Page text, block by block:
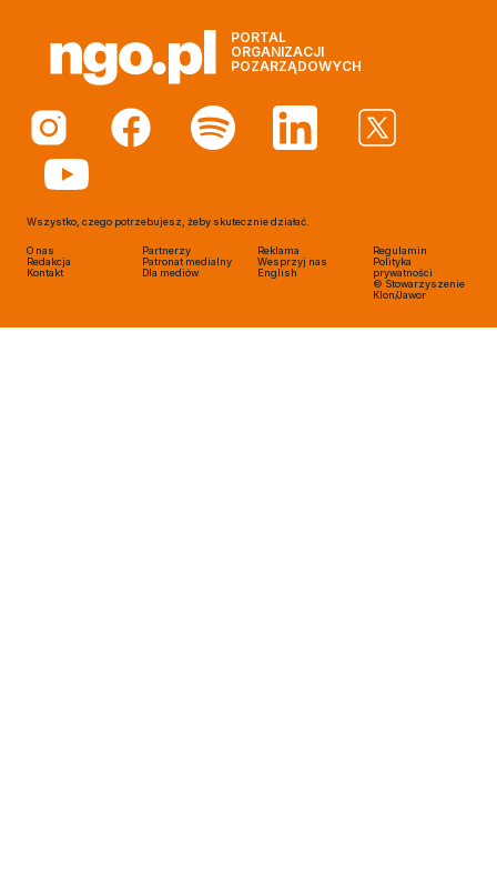
PORTAL
ORGANIZACJI
POZARZĄDOWYCH
Wszystko, czego potrzebujesz, żeby skutecznie działać.
O nas
Redakcja
Kontakt
Partnerzy
Patronat medialny
Dla mediów
Reklama
Wesprzyj nas
English
Regulamin
Polityka
prywatności
© Stowarzyszenie
Klon/Jawor